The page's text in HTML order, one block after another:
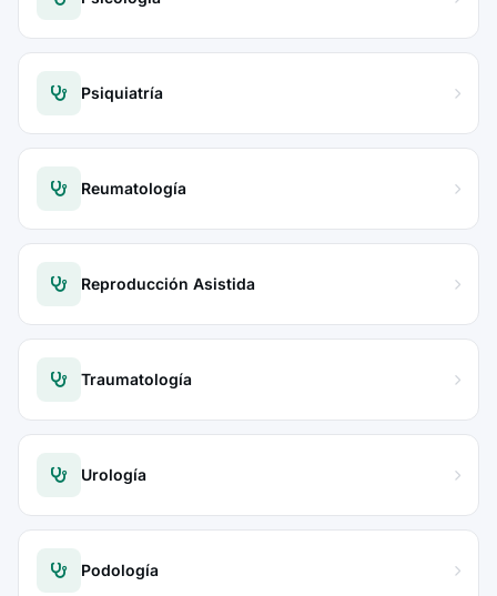
Psiquiatría
Reumatología
Reproducción Asistida
Traumatología
Urología
Podología